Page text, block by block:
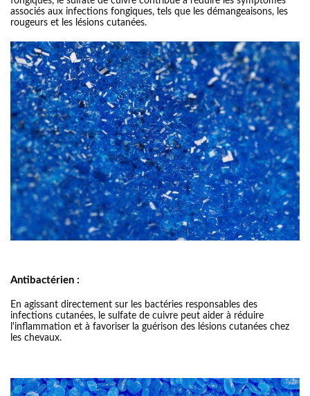
associés aux infections fongiques, tels que les démangeaisons, les
rougeurs et les lésions cutanées.
Antibactérien :
En agissant directement sur les bactéries responsables des
infections cutanées, le sulfate de cuivre peut aider à réduire
l'inflammation et à favoriser la guérison des lésions cutanées chez
les chevaux.